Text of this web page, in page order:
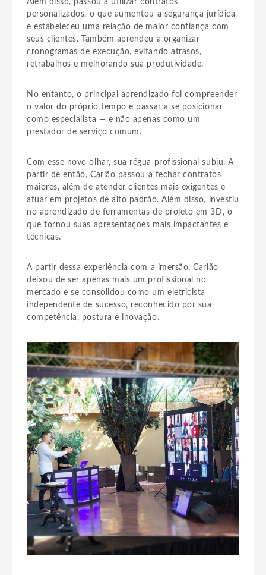
Além disso, passou a utilizar contratos
personalizados, o que aumentou a segurança jurídica
e estabeleceu uma relação de maior confiança com
seus clientes. Também aprendeu a organizar
cronogramas de execução, evitando atrasos,
retrabalhos e melhorando sua produtividade.
No entanto, o principal aprendizado foi compreender
o valor do próprio tempo e passar a se posicionar
como especialista — e não apenas como um
prestador de serviço comum.
Com esse novo olhar, sua régua profissional subiu. A
partir de então, Carlão passou a fechar contratos
maiores, além de atender clientes mais exigentes e
atuar em projetos de alto padrão. Além disso, investiu
no aprendizado de ferramentas de projeto em 3D, o
que tornou suas apresentações mais impactantes e
técnicas.
A partir dessa experiência com a imersão, Carlão
deixou de ser apenas mais um profissional no
mercado e se consolidou como um eletricista
independente de sucesso, reconhecido por sua
competência, postura e inovação.